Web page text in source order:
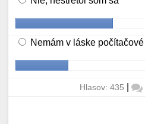
Nemám v láske
Hlasov: 435 |